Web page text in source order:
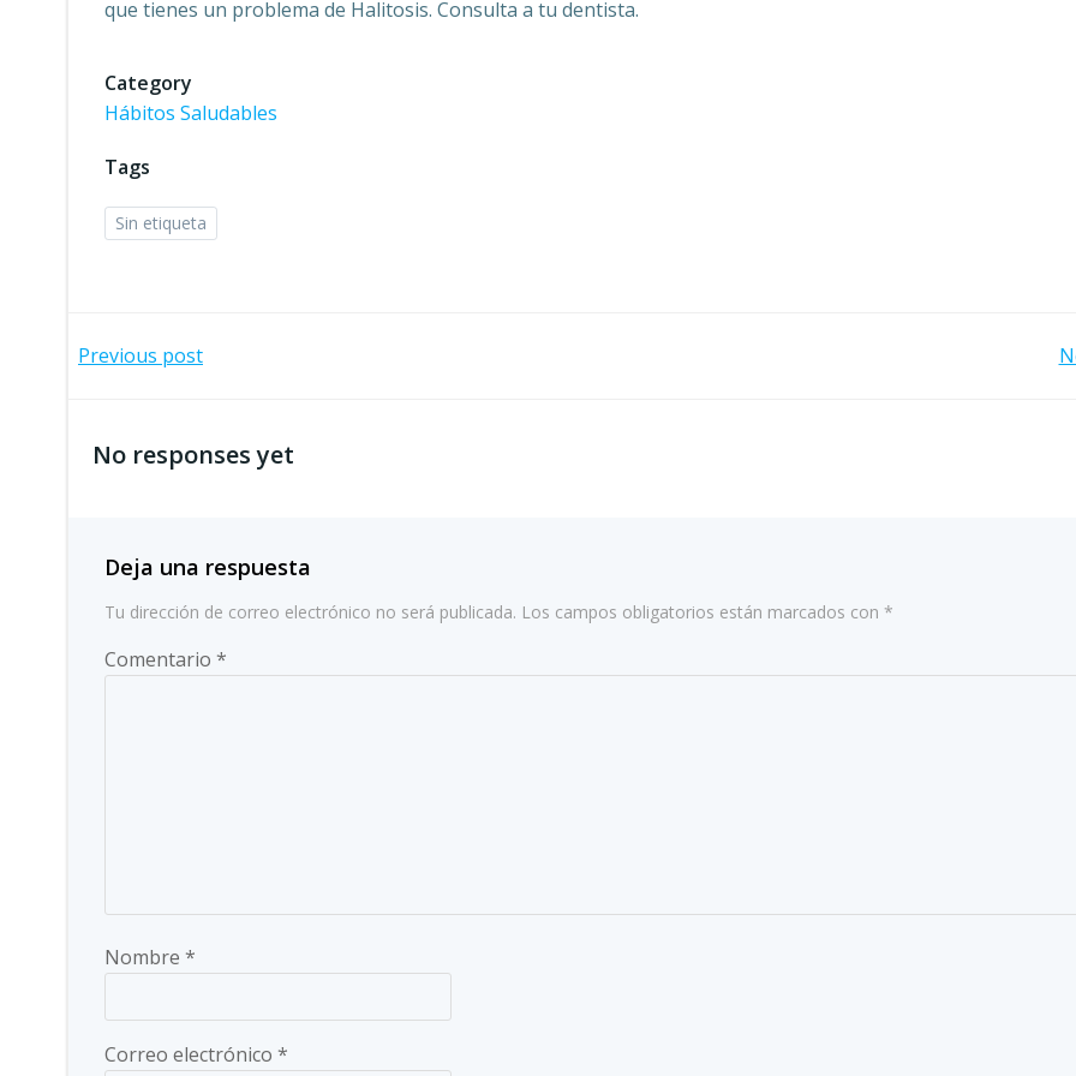
que tienes un problema de Halitosis. Consulta a tu dentista.
Category
Hábitos Saludables
Tags
Sin etiqueta
Navegación
las
entradas
Previous post
No responses yet
Deja una respuesta
Tu dirección de correo electrónico no será publicada. Los campos obligatorios están marcados con *
Comentario *
Nombre *
Correo electrónico *